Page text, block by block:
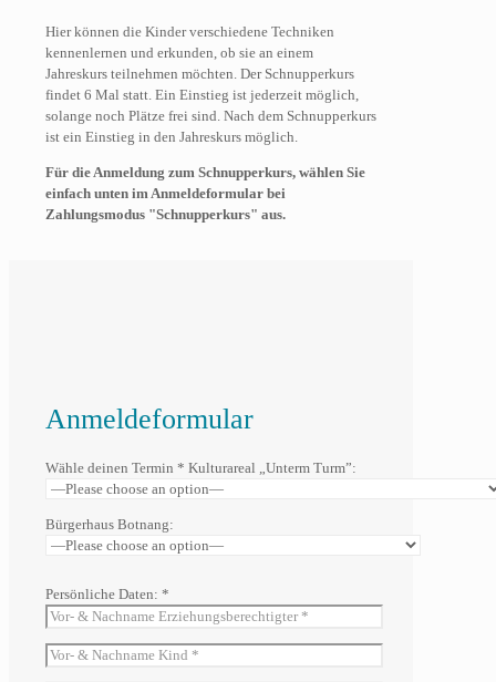
Hier können die Kinder verschiedene Techniken
kennenlernen und erkunden, ob sie an einem
Jahreskurs teilnehmen möchten. Der Schnupperkurs
findet 6 Mal statt. Ein Einstieg ist jederzeit möglich,
solange noch Plätze frei sind. Nach dem Schnupperkurs
ist ein Einstieg in den Jahreskurs möglich.
Für die Anmeldung zum Schnupperkurs, wählen Sie
einfach unten im Anmeldeformular bei
Zahlungsmodus "Schnupperkurs" aus.
Anmeldeformular
Wähle deinen Termin * Kulturareal „Unterm Turm”:
Bürgerhaus Botnang:
Persönliche Daten: *